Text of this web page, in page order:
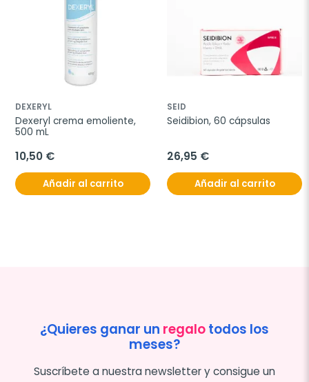
DEXERYL
Dexeryl crema emoliente,
500 mL
10,50 €
Añadir al carrito
SEID
Seidibion, 60 cápsulas
26,95 €
Añadir al carrito
¿Quieres ganar un regalotodos los
meses?
Suscríbete a nuestra newsletter y consigue un